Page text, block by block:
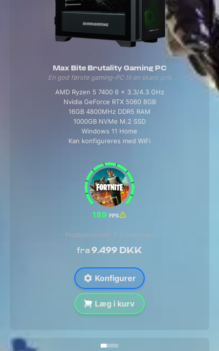
Max Bite Brutality Gaming PC
En god første gaming-PC til en skarp pris
AMD Ryzen 5 7400 6 x 3.3/4.3 GHz
Nvidia GeForce RTX 5060 8GB
16GB 4800MHz DDR5 RAM
1000GB NVMe M.2 SSD
Windows 11 Home
Kan konfigureres med WiFi
189 FPS
fra 9.499 DKK
Produktionstid: 1-3 hverdage
Konfigurer
Læg i kurv